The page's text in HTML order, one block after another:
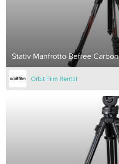
Stativ Manfrotto Befree Carbon
Orbit Film Rental